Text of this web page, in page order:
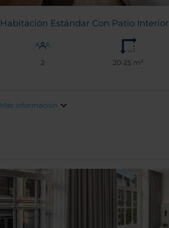
Habitación Estándar Con Patio Interior
2 20-25 m²
Más información